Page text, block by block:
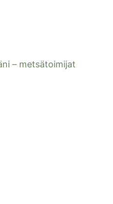
– metsätoimijat